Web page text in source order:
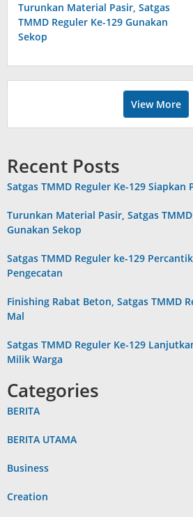
Turunkan Material Pasir, Satgas
TMMD Reguler Ke-129 Gunakan
Sekop
View More
Recent Posts
Satgas TMMD Reguler Ke-129 Siapkan
Turunkan Material Pasir, Satgas
Gunakan Sekop
Satgas TMMD Reguler ke-129
Pengecatan
Finishing Rabat Beton, Satgas TMMD
Mal
Satgas TMMD Reguler Ke-129
Milik Warga
Categories
BERITA
BERITA UTAMA
Business
Creation